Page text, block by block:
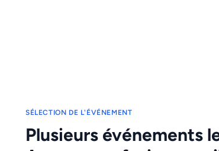
SÉLECTION DE L'ÉVÉNEMENT
Plusieurs événements